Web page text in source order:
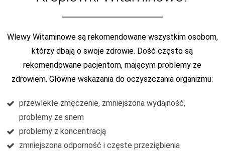
Wlewy Witaminowe są rekomendowane wszystkim osobom,
którzy dbają o swoje zdrowie. Dość często są
rekomendowane pacjentom, mającym problemy ze
zdrowiem. Główne wskazania do oczyszczania organizmu:
przewlekłe zmęczenie, zmniejszona wydajność,
problemy ze snem
problemy z koncentracją
zmniejszona odporność i częste przeziębienia